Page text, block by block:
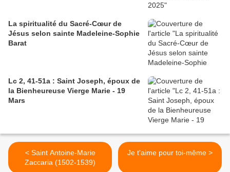
La spiritualité du Sacré-Cœur de
Jésus selon sainte Madeleine-Sophie
Barat
Lc 2, 41-51a : Saint Joseph, époux de
la Bienheureuse Vierge Marie - 19
Mars
< Saint Antoine-Marie
Zaccaria (1502-1539)
Je t'aime pour toi-même >